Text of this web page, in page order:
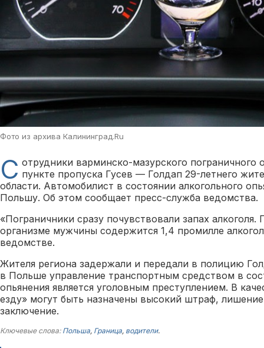
Фото из архива Калининград.Ru
С отрудники варминско-мазурского пограничного
пункте пропуска Гусев — Голдап 29-летнего
области. Автомобилист в состоянии алкогольного
Польшу. Об этом сообщает пресс-служба ведомства.
«Пограничники сразу почувствовали запах алкоголя.
организме мужчины содержится 1,4 промилле
ведомстве.
Жителя региона задержали и передали в полицию
в Польше управление транспортным средством в
опьянения является уголовным преступлением. В
езду» могут быть назначены высокий штраф,
заключение.
Ключевые слова: Польша, Граница, водители.